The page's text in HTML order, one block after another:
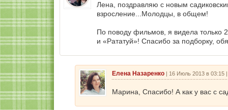
Лена, поздравляю с новым
взросление...Молодцы, в общем!
По поводу фильмов, я видела только
и «Рататуй»! Спасибо за подборку,
Елена Назаренко | 16 Июль 2013 в 03:15
Марина, Спасибо! А как у вас с